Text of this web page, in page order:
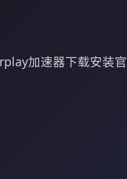
加速器下载安装